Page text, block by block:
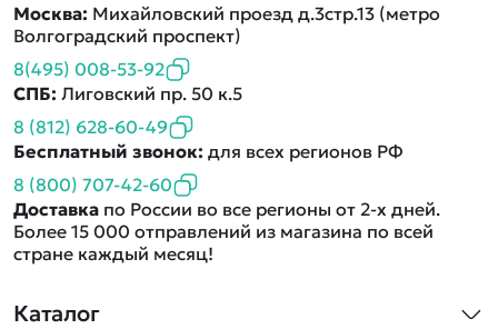
Каталог
Москва: Михайловский проезд д.3стр.13 (метро
Волгоградский проспект)
8(495) 008-53-92
СПБ: Лиговский пр. 50 к.5
8 (812) 628-60-49
Бесплатный звонок: для всех регионов РФ
8 (800) 707-42-60
Доставка по России во все регионы от 2-х дней.
Более 15 000 отправлений из магазина по всей
стране каждый месяц!